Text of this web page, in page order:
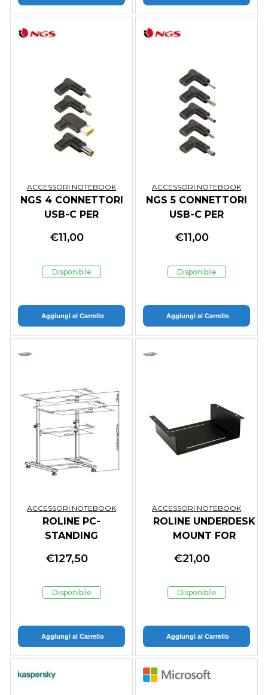
ACCESSORI NOTEBOOK
NGS 4 CONNETTORI
USB-C PER
PORTATILE LENOVO
€11,00
Disponibile
Aggiungi al Carrello
ACCESSORI NOTEBOOK
NGS 5 CONNETTORI
USB-C PER
PORTATILE ASUS
€11,00
Disponibile
Aggiungi al Carrello
ACCESSORI NOTEBOOK
ROLINE PC-
STANDING
NERO/GRIGIO
€127,50
Disponibile
Aggiungi al Carrello
ACCESSORI NOTEBOOK
ROLINE UNDERDESK
MOUNT FOR
MAC MINI
€21,00
Disponibile
Aggiungi al Carrello